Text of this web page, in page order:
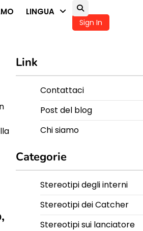
LINGUA
Sign In
Link
Contattaci
Post del blog
Chi siamo
Categorie
Stereotipi degli interni
Stereotipi dei Catcher
Stereotipi sui lanciatore